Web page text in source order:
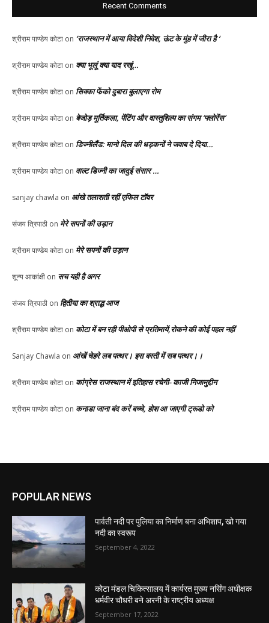
Recent Comments
श्रीराम पाण्डेय कोटा on ‘राजस्थान में आया विदेशी निवेश, ऊंट के मुंह में जीरा है ‘
श्रीराम पाण्डेय कोटा on क्या भूलूं क्या याद रखूं…
श्रीराम पाण्डेय कोटा on सिक्का फेंको दुबारा बुलाएगा रोम
श्रीराम पाण्डेय कोटा on बेजोड़ मूर्तिकला, पेंटिंग और वास्तुशिल्प का संगम ‘फ्लोरेंस’
श्रीराम पाण्डेय कोटा on डिज्नीलैंड: मानो दिल की धड़कनों ने जवाब दे दिया…
श्रीराम पाण्डेय कोटा on वाल्ट डिज्नी का जादुई संसार …
sanjay chawla on आंखे तलाशती रहीं एफिल टॉवर
संजय त्रिपाठी on मेरे सपनों की उड़ान
श्रीराम पाण्डेय कोटा on मेरे सपनों की उड़ान
शून्य आकांक्षी on सच यही है अगर
संजय त्रिपाठी on द्वितीया का श्राद्ध आज
श्रीराम पाण्डेय कोटा on कोटा में बन रही पीओपी से प्रतिमायें,रोकने की कोई पहल नहीं
Sanjay Chawla on आंखें चेहरे लब पत्थर। इस बस्ती में सब पत्थर।।
श्रीराम पाण्डेय कोटा on कांग्रेस राजस्थान में इतिहास रचेगी- काजी निजामुद्दीन
श्रीराम पाण्डेय कोटा on कनाडा जाना बंद करें बच्चे, होश आ जाएगी ट्रूडो को
POPULAR NEWS
पार्वती नदी पर पुलिया का निर्माण बना अभिशाप, खो गया
नदी का स्वरूप
September 4, 2022
कोटा मंडल चिकित्सालय में कार्यरत मुख्य नर्सिंग अधीक्षक
धर्मवीर चौधरी बने अरनी के राष्ट्रीय अध्यक्ष
September 17, 2022